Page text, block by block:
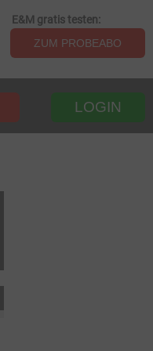
E&M gratis testen:
ZUM PROBEABO
LOGIN